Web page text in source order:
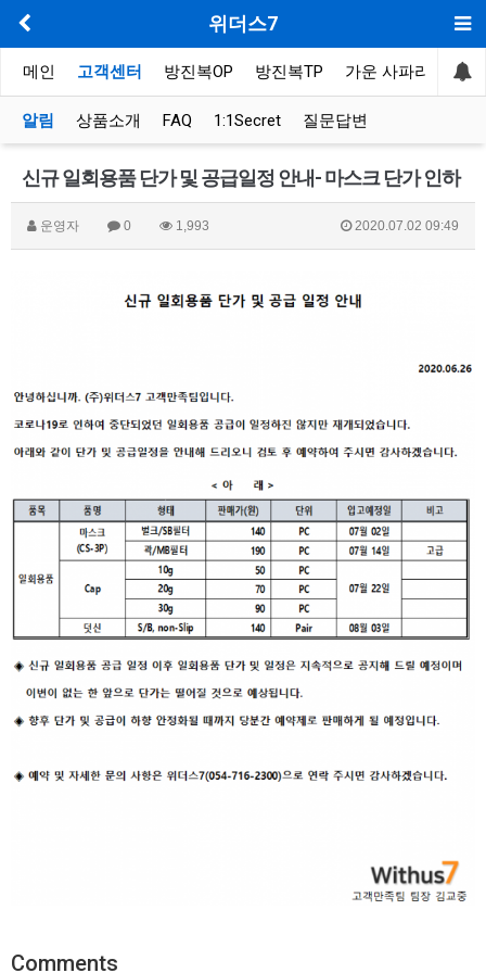
위더스7
메인 고객센터 방진복OP 방진복TP 가운 사파리 봉
알림 상품소개 FAQ 1:1Secret 질문답변
신규 일회용품 단가 및 공급일정 안내- 마스크 단가 인하
운영자 0 1,993 2020.07.02 09:49
Comments